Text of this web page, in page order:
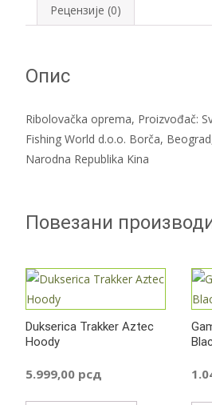
Рецензије (0)
Опис
Ribolovačka oprema, Proizvođač:
Fishing World d.o.o. Borča,
Narodna Republika Kina
Повезани
Dukserica Trakker Aztec
Hoody
5.999,00 рсд